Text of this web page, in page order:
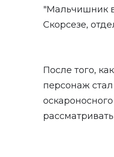
"Мальчишник
Скорсезе,
После того,
персонаж